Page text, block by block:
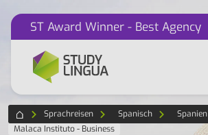
ST Award Winner - Best Agency
Sprachreisen Spanisch Spanien
Malaca Instituto - Business